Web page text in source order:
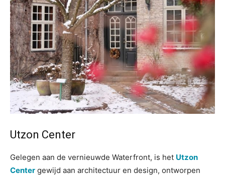
Utzon Center
Gelegen aan de vernieuwde Waterfront, is het Utzon
Center gewijd aan architectuur en design, ontworpen